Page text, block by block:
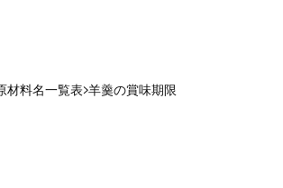
材料名一覧表 羊羹の賞味期限